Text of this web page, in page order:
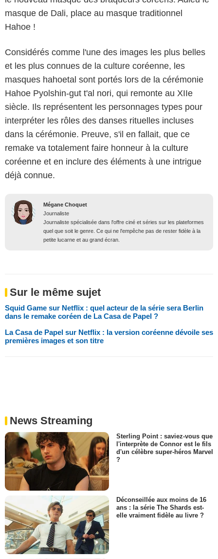
masque de Dali, place au masque traditionnel
Hahoe !
Considérés comme l'une des images les plus belles
et les plus connues de la culture coréenne, les
masques hahoetal sont portés lors de la cérémonie
Hahoe Pyolshin-gut t'al nori, qui remonte au XIIe
siècle. Ils représentent les personnages types pour
interpréter les rôles des danses rituelles incluses
dans la cérémonie. Preuve, s'il en fallait, que ce
remake va totalement faire honneur à la culture
coréenne et en inclure des éléments à une intrigue
déjà connue.
Mégane Choquet
Journaliste
Journaliste spécialisée dans l'offre ciné et séries sur les plateformes
quel que soit le genre. Ce qui ne l'empêche pas de rester fidèle à la
petite lucarne et au grand écran.
Sur le même sujet
Squid Game sur Netflix : quel acteur de la série sera Berlin
dans le remake coréen de La Casa de Papel ?
La Casa de Papel sur Netflix : la version coréenne dévoile ses
premières images et son titre
News Streaming
Sterling Point : saviez-vous que
l'interprète de Connor est le fils
d'un célèbre super-héros Marvel
?
Déconseillée aux moins de 16
ans : la série The Shards est-
elle vraiment fidèle au livre ?